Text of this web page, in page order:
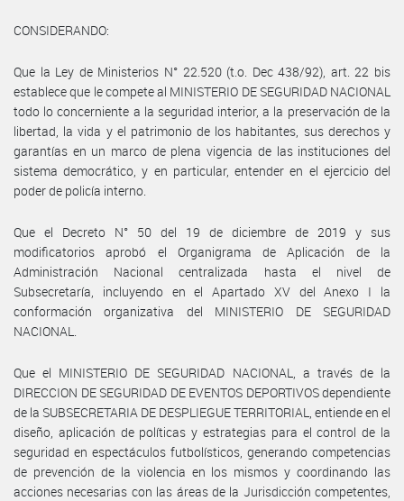
CONSIDERANDO:
Que la Ley de Ministerios N° 22.520 (t.o. Dec 438/92), art. 22 bis
establece que le compete al MINISTERIO DE SEGURIDAD NACIONAL
todo lo concerniente a la seguridad interior, a la preservación de la
libertad, la vida y el patrimonio de los habitantes, sus derechos y
garantías en un marco de plena vigencia de las instituciones del
sistema democrático, y en particular, entender en el ejercicio del
poder de policía interno.
Que el Decreto N° 50 del 19 de diciembre de 2019 y sus
modificatorios aprobó el Organigrama de Aplicación de la
Administración Nacional centralizada hasta el nivel de
Subsecretaría, incluyendo en el Apartado XV del Anexo I la
conformación organizativa del MINISTERIO DE SEGURIDAD
NACIONAL.
Que el MINISTERIO DE SEGURIDAD NACIONAL, a través de la
DIRECCION DE SEGURIDAD DE EVENTOS DEPORTIVOS dependiente
de la SUBSECRETARIA DE DESPLIEGUE TERRITORIAL, entiende en el
diseño, aplicación de políticas y estrategias para el control de la
seguridad en espectáculos futbolísticos, generando competencias
de prevención de la violencia en los mismos y coordinando las
acciones necesarias con las áreas de la Jurisdicción competentes,